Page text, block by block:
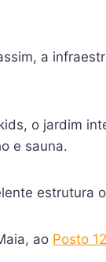
a
o jardim
e sauna.
estrutura
ao Posto 12